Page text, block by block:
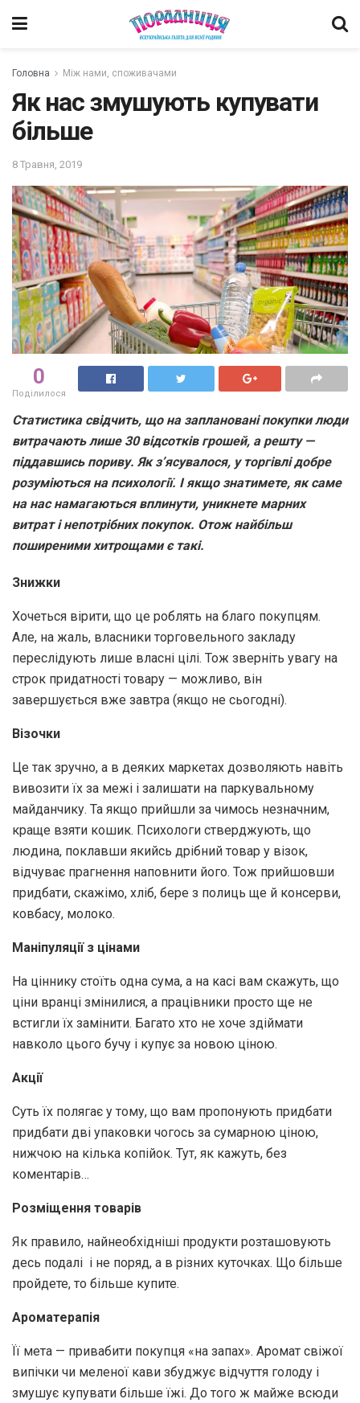
Головна Між нами, споживачами
Як нас змушують купувати
більше
8 Травня, 2019
0
Поділилося
Статистика свідчить, що на заплановані покупки люди
витрачають лише 30 відсотків грошей, а решту —
піддавшись пориву. Як з’ясувалося, у торгівлі добре
розуміються на психології. І якщо знатимете, як саме
на нас намагаються вплинути, уникнете марних
витрат і непотрібних покупок. Отож найбільш
поширеними хитрощами є такі.
Знижки
Хочеться вірити, що це роблять на благо покупцям.
Але, на жаль, власники торговельного закладу
переслідують лише власні цілі. Тож зверніть увагу на
строк придатності товару — можливо, він
завершується вже завтра (якщо не сьогодні).
Візочки
Це так зручно, а в деяких маркетах дозволяють навіть
вивозити їх за межі і залишати на паркувальному
майданчику. Та якщо прийшли за чимось незначним,
краще взяти кошик. Психологи стверджують, що
людина, поклавши якийсь дрібний товар у візок,
відчуває прагнення наповнити його. Тож прийшовши
придбати, скажімо, хліб, бере з полиць ще й консерви,
ковбасу, молоко.
Маніпуляції з цінами
На ціннику стоїть одна сума, а на касі вам скажуть, що
ціни вранці змінилися, а працівники просто ще не
встигли їх замінити. Багато хто не хоче здіймати
навколо цього бучу і купує за новою ціною.
Акції
Суть їх полягає у тому, що вам пропонують придбати
придбати дві упаковки чогось за сумарною ціною,
нижчою на кілька копійок. Тут, як кажуть, без
коментарів…
Розміщення товарів
Як правило, найнеобхідніші продукти розташовують
десь подалі і не поряд, а в різних куточках. Що більше
пройдете, то більше купите.
Ароматерапія
Її мета — привабити покупця «на запах». Аромат свіжої
випічки чи меленої кави збуджує відчуття голоду і
змушує купувати більше їжі. До того ж майже всюди